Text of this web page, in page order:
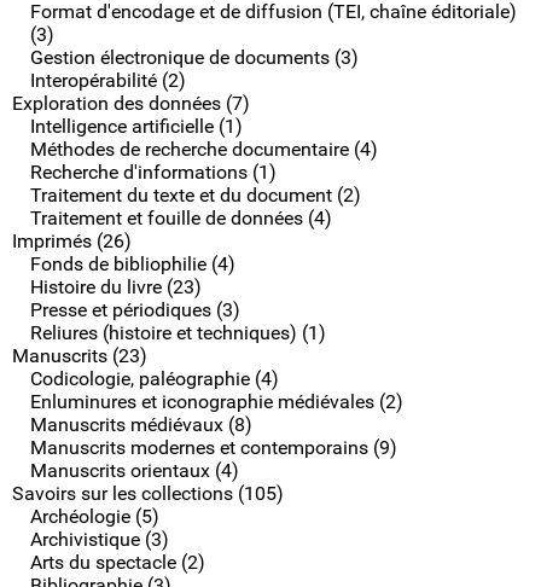
Format d'encodage et de diffusion (TEI, chaîne éditoriale)
(3)
Gestion électronique de documents (3)
Interopérabilité (2)
Exploration des données (7)
Intelligence artificielle (1)
Méthodes de recherche documentaire (4)
Recherche d'informations (1)
Traitement du texte et du document (2)
Traitement et fouille de données (4)
Imprimés (26)
Fonds de bibliophilie (4)
Histoire du livre (23)
Presse et périodiques (3)
Reliures (histoire et techniques) (1)
Manuscrits (23)
Codicologie, paléographie (4)
Enluminures et iconographie médiévales (2)
Manuscrits médiévaux (8)
Manuscrits modernes et contemporains (9)
Manuscrits orientaux (4)
Savoirs sur les collections (105)
Archéologie (5)
Archivistique (3)
Arts du spectacle (2)